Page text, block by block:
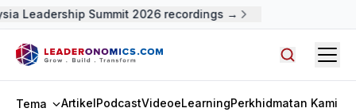
Leadership Summit 2026 recordings →
Tema ArtikelPodcastVideoeLearningPerkhidmatan Kami